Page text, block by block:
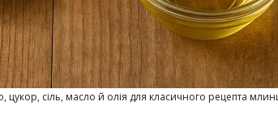
сіль, масло й олія для класичного рецепта